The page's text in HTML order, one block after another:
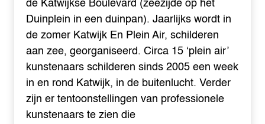
Duinplein in een duinpan). Jaarlijks wordt in
de zomer Katwijk En Plein Air, schilderen
aan zee, georganiseerd. Circa 15 ‘plein air’
kunstenaars schilderen sinds 2005 een week
in en rond Katwijk, in de buitenlucht. Verder
zijn er tentoonstellingen van professionele
kunstenaars te zien die